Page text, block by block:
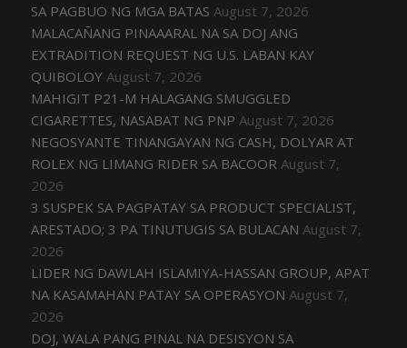
SA PAGBUO NG MGA BATAS August 7, 2026
MALACAÑANG PINAAARAL NA SA DOJ ANG
EXTRADITION REQUEST NG U.S. LABAN KAY
QUIBOLOY August 7, 2026
MAHIGIT P21-M HALAGANG SMUGGLED
CIGARETTES, NASABAT NG PNP August 7, 2026
NEGOSYANTE TINANGAYAN NG CASH, DOLYAR AT
ROLEX NG LIMANG RIDER SA BACOOR August 7,
2026
3 SUSPEK SA PAGPATAY SA PRODUCT SPECIALIST,
ARESTADO; 3 PA TINUTUGIS SA BULACAN August 7,
2026
LIDER NG DAWLAH ISLAMIYA-HASSAN GROUP, APAT
NA KASAMAHAN PATAY SA OPERASYON August 7,
2026
DOJ, WALA PANG PINAL NA DESISYON SA